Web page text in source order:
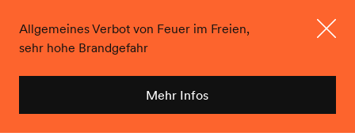
Allgemeines Verbot von Feuer im Freien,
sehr hohe Brandgefahr
Mehr Infos